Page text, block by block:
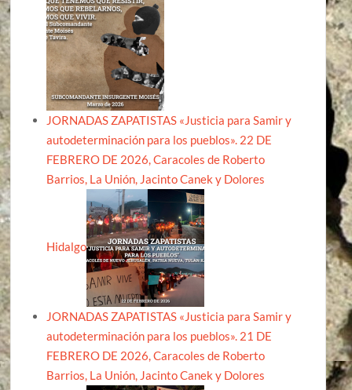
JORNADAS ZAPATISTAS «Justicia para Samir y
autodeterminación para los pueblos». 22 DE
FEBRERO DE 2026, Caracoles de Roberto
Barrios, La Unión, Jacinto Canek y Dolores
Hidalgo
JORNADAS ZAPATISTAS «Justicia para Samir y
autodeterminación para los pueblos». 21 DE
FEBRERO DE 2026, Caracoles de Roberto
Barrios, La Unión, Jacinto Canek y Dolores